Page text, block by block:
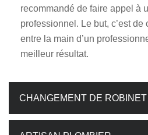
recommandé de faire appel à
professionnel. Le but, c’est de
entre la main d’un
meilleur résultat.
CHANGEMENT DE ROBINET